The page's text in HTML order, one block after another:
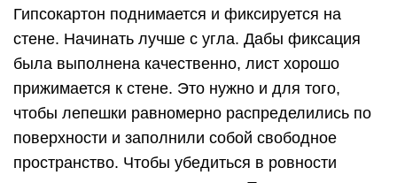
Гипсокартон поднимается и фиксируется на
стене. Начинать лучше с угла. Дабы фиксация
была выполнена качественно, лист хорошо
прижимается к стене. Это нужно и для того,
чтобы лепешки равномерно распределились по
поверхности и заполнили собой свободное
пространство. Чтобы убедиться в ровности